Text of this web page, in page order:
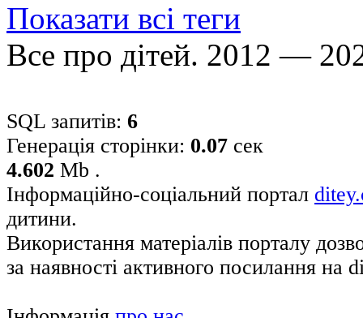
Показати всі теги
Все про дітей. 2012 —
SQL запитів: 6
Генерація сторінки: 0.07 сек
4.602 Mb .
Інформаційно-соціальний портал
дитини.
Використання матеріалів порталу
за наявності активного посилання на